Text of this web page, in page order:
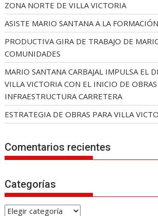
ZONA NORTE DE VILLA VICTORIA
ASISTE MARIO SANTANA A LA
PRODUCTIVA GIRA DE TRABAJO DE
COMUNIDADES
MARIO SANTANA CARBAJAL IMPULSA EL
VILLA VICTORIA CON EL INICIO DE
INFRAESTRUCTURA CARRETERA
ESTRATEGIA DE OBRAS PARA VILLA
Comentarios recientes
Categorías
C